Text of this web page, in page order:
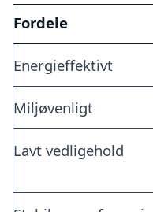
Fordele
Energieffektivt
Miljøvenligt
Lavt vedligehold